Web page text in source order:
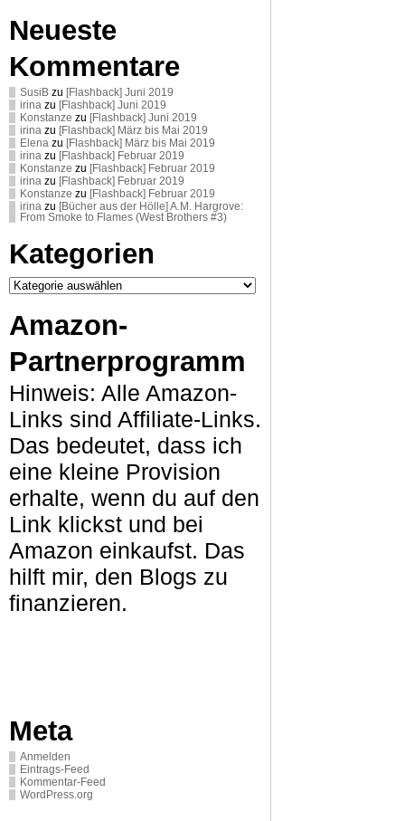
Neueste
Kommentare
SusiB zu [Flashback] Juni 2019
irina zu [Flashback] Juni 2019
Konstanze zu [Flashback] Juni 2019
irina zu [Flashback] März bis Mai 2019
Elena zu [Flashback] März bis Mai 2019
irina zu [Flashback] Februar 2019
Konstanze zu [Flashback] Februar 2019
irina zu [Flashback] Februar 2019
Konstanze zu [Flashback] Februar 2019
irina zu [Bücher aus der Hölle] A.M. Hargrove:
From Smoke to Flames (West Brothers #3)
Kategorien
Kategorien
Amazon-
Partnerprogramm
Hinweis: Alle Amazon-
Links sind Affiliate-Links.
Das bedeutet, dass ich
eine kleine Provision
erhalte, wenn du auf den
Link klickst und bei
Amazon einkaufst. Das
hilft mir, den Blogs zu
finanzieren.
Meta
Anmelden
Eintrags-Feed
Kommentar-Feed
WordPress.org